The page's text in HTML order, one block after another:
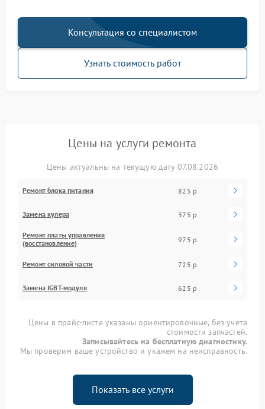
Консультация со специалистом
Узнать стоимость работ
Цены на услуги ремонта
Цены актуальны на текущую дату 07.08.2026
Ремонт блока питания 825 р
Замена кулера 375 р
Ремонт платы управления
(восстановление)
975 р
Ремонт силовой части 725 р
Замена IGBT-модуля 625 р
Цены в прайс-листе указаны ориентировочные, без учета
стоимости запчастей.
Записывайтесь на бесплатную диагностику.
Мы проверим ваше устройство и укажем на неисправность.
Показать все услуги